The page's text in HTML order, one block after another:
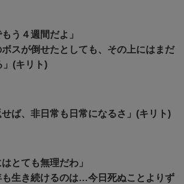
う４週間だよ」
ボスが倒せたとしても、その上にはまだ
」(キリト)
せば、非日常も日常になるさ」(キリト)
とても無理だわ」
も生き続けるのは…今日死ぬことよりず